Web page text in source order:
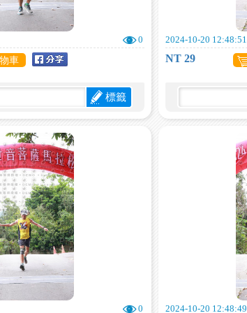
0
車
標籤
2024-10-20 12:48:51
NT 29
0 2024-10-20 12:48:49